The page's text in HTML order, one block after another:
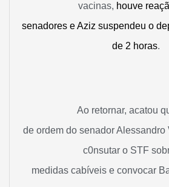
vacinas, houve
senadores e Aziz suspendeu o
de 2 horas.
Ao retornar, acatou
de ordem do senador Alessandro
c0nsutar o STF
medidas cabíveis e convocar